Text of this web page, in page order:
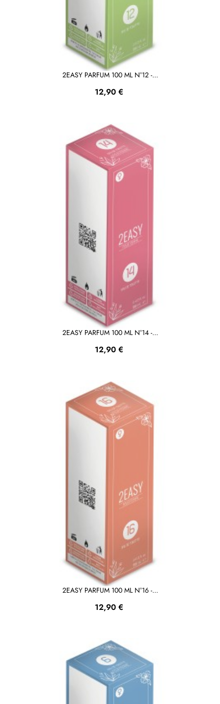
2EASY PARFUM 100 ML N°12 -...
Prezzo
12,90 €
2EASY PARFUM 100 ML N°14 -...
Prezzo
12,90 €
2EASY PARFUM 100 ML N°16 -...
Prezzo
12,90 €